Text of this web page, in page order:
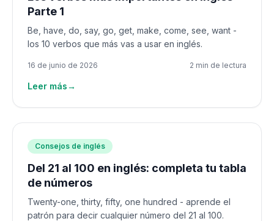
Parte 1
Be, have, do, say, go, get, make, come, see, want -
los 10 verbos que más vas a usar en inglés.
16 de junio de 2026 2 min de lectura
Leer más→
Consejos de inglés
Del 21 al 100 en inglés: completa tu tabla
de números
Twenty-one, thirty, fifty, one hundred - aprende el
patrón para decir cualquier número del 21 al 100.